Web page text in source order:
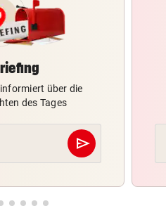
über die
des Tages
send
Abschicken